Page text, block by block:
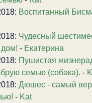
Воспитанный
Чудесный
- Екатерина
Пушистая
семью (собака). -
Дюшес - самый
- Kat